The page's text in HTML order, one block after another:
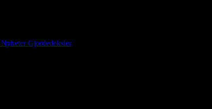
Nyheter Gjordedeksler